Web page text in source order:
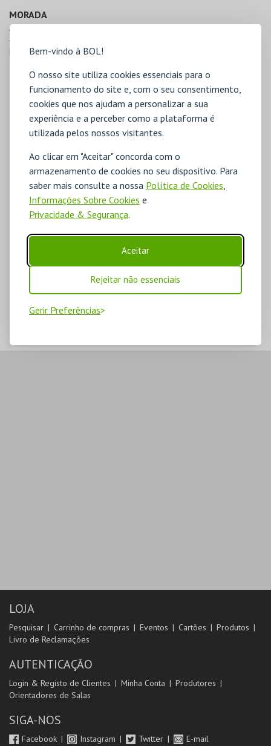
Bem-vindo à BOL!
O nosso site utiliza cookies essenciais para o
funcionamento do site e, com o seu consentimento,
cookies que nos ajudam a personalizar a sua
experiência e a perceber como a plataforma é
utilizada pelos nossos visitantes.
Ao clicar em "Aceitar" concorda com o
armazenamento de cookies no seu dispositivo. Para
saber mais consulte a nossa Política de Cookies,
Informações Sobre Cookies e
Privacidade & Segurança.
Aceitar
Rejeitar não essenciais
Gerir Preferências
MORADA
Avenida D. João IV, 1213 Cave
4810-532 Guimarães
Direcções para Espaço Oficina
LOJA
Pesquisar Carrinho de compras Eventos Cartões
Produtos
Livro de Reclamações
AUTENTICAÇÃO
Login & Registo de Clientes Minha Conta
Produtores
Orientadores de Salas
SIGA-NOS
Facebook Instagram Twitter E-mail